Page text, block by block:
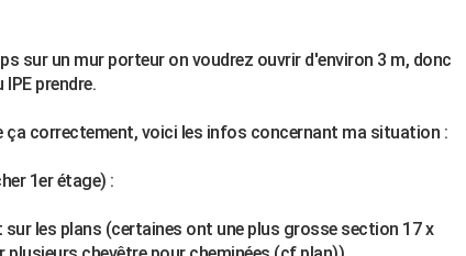
sur un mur porteur on voudrez ouvrir d'environ 3 m, donc
prendre.
ça correctement, voici les infos concernant ma situation :
1er étage) :
sur les plans (certaines ont une plus grosse section 17 x